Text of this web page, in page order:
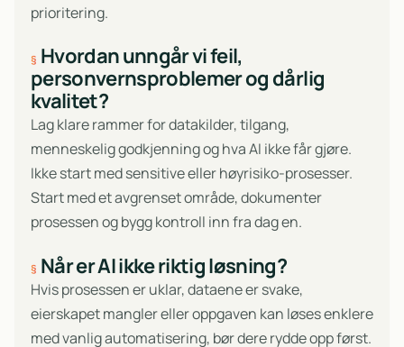
prioritering.
Hvordan unngår vi feil,
personvernsproblemer og dårlig
kvalitet?
Lag klare rammer for datakilder, tilgang,
menneskelig godkjenning og hva AI ikke får gjøre.
Ikke start med sensitive eller høyrisiko-prosesser.
Start med et avgrenset område, dokumenter
prosessen og bygg kontroll inn fra dag en.
Når er AI ikke riktig løsning?
Hvis prosessen er uklar, dataene er svake,
eierskapet mangler eller oppgaven kan løses enklere
med vanlig automatisering, bør dere rydde opp først.